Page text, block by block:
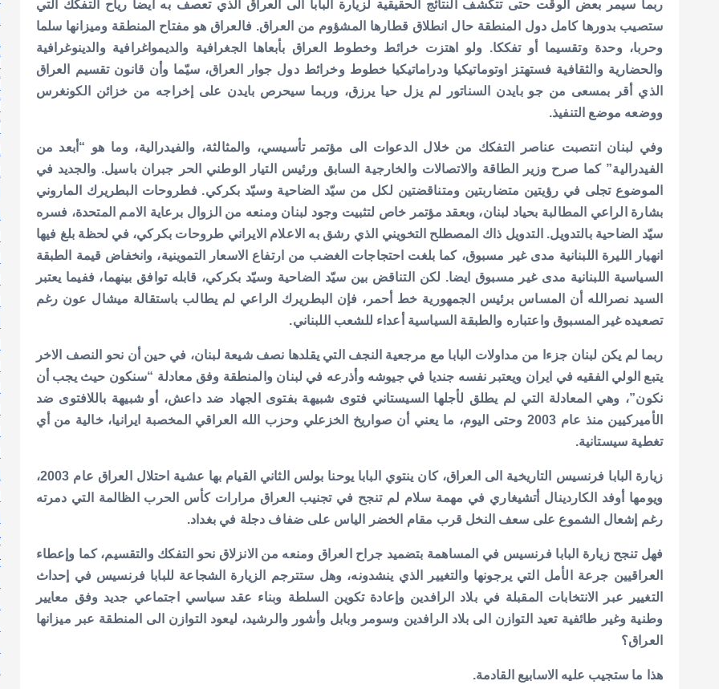
ربما سيمر بعض الوقت حتى تتكشف النتائج الحقيقية لزيارة البابا الى العراق الذي تعصف به أيضا رياح التفكك التي
ستصيب بدورها كامل دول المنطقة حال انطلاق قطارها المشؤوم من العراق. فالعراق هو مفتاح المنطقة وميزانها سلما
وحربا، وحدة وتقسيما أو تفككا. ولو اهتزت خرائط وخطوط العراق بأبعاها الجغرافية والديمواغرافية والدينوغرافية
والحضارية والثقافية فستهتز اوتوماتيكيا ودراماتيكيا خطوط وخرائط دول جوار العراق، سيّما وأن قانون تقسيم العراق
الذي أقر بمسعى من جو بايدن السناتور لم يزل حيا يرزق، وربما سيحرص بايدن على إخراجه من خزائن الكونغرس
ووضعه موضع التنفيذ.
وفي لبنان انتصبت عناصر التفكك من خلال الدعوات الى مؤتمر تأسيسي، والمثالثة، والفيدرالية، وما هو “أبعد من
الفيدرالية” كما صرح وزير الطاقة والاتصالات والخارجية السابق ورئيس التيار الوطني الحر جبران باسيل. والجديد في
الموضوع تجلى في رؤيتين متضاربتين ومتناقضتين لكل من سيّد الضاحية وسيّد بكركي. فطروحات البطريرك الماروني
بشارة الراعي المطالبة بحياد لبنان، وبعقد مؤتمر خاص لتثبيت وجود لبنان ومنعه من الزوال برعاية الامم المتحدة، فسره
سيّد الضاحية بالتدويل. التدويل ذاك المصطلح التخويني الذي رشق به الاعلام الايراني طروحات بكركي، في لحظة بلغ فيها
انهيار الليرة اللبنانية مدى غير مسبوق، كما بلغت احتجاجات الغضب من ارتفاع الاسعار التموينية، وانخفاض قيمة الطبقة
السياسية اللبنانية مدى غير مسبوق ايضا. لكن التناقض بين سيّد الضاحية وسيّد بكركي، قابله توافق بينهما، ففيما يعتبر
السيد نصرالله أن المساس برئيس الجمهورية خط أحمر، فإن البطريرك الراعي لم يطالب باستقالة ميشال عون رغم
تصعيده غير المسبوق واعتباره والطبقة السياسية أعداء للشعب اللبناني.
ربما لم يكن لبنان جزءا من مداولات البابا مع مرجعية النجف التي يقلدها نصف شيعة لبنان، في حين أن نحو النصف الاخر
يتبع الولي الفقيه في ايران ويعتبر نفسه جنديا في جيوشه وأذرعه في لبنان والمنطقة وفق معادلة “سنكون حيث يجب أن
نكون”، وهي المعادلة التي لم يطلق لأجلها السيستاني فتوى شبيهة بفتوى الجهاد ضد داعش، أو شبيهة باللافتوى ضد
الأميركيين منذ عام 2003 وحتى اليوم، ما يعني أن صواريخ الخزعلي وحزب الله العراقي المخصبة ايرانيا، خالية من أي
تغطية سيستانية.
زيارة البابا فرنسيس التاريخية الى العراق، كان ينتوي البابا يوحنا بولس الثاني القيام بها عشية احتلال العراق عام 2003،
ويومها أوفد الكاردينال أتشيغاري في مهمة سلام لم تنجح في تجنيب العراق مرارات كأس الحرب الظالمة التي دمرته
رغم إشعال الشموع على سعف النخل قرب مقام الخضر الياس على ضفاف دجلة في بغداد.
فهل تنجح زيارة البابا فرنسيس في المساهمة بتضميد جراح العراق ومنعه من الانزلاق نحو التفكك والتقسيم، كما وإعطاء
العراقيين جرعة الأمل التي يرجونها والتغيير الذي ينشدونه، وهل ستترجم الزيارة الشجاعة للبابا فرنسيس في إحداث
التغيير عبر الانتخابات المقبلة في بلاد الرافدين وإعادة تكوين السلطة وبناء عقد سياسي اجتماعي جديد وفق معايير
وطنية وغير طائفية تعيد التوازن الى بلاد الرافدين وسومر وبابل وأشور والرشيد، ليعود التوازن الى المنطقة عبر ميزانها
العراق؟
هذا ما ستجيب عليه الاسابيع القادمة.